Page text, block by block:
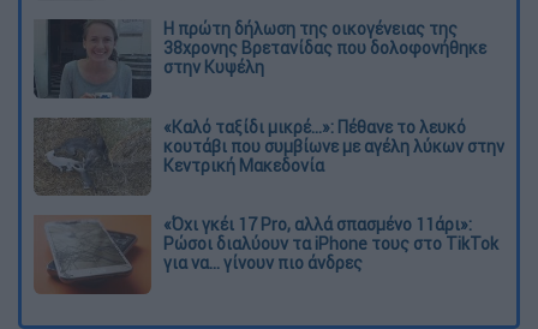
Η πρώτη δήλωση της οικογένειας της
38χρονης Βρετανίδας που δολοφονήθηκε
στην Κυψέλη
«Καλό ταξίδι μικρέ...»: Πέθανε το λευκό
κουτάβι που συμβίωνε με αγέλη λύκων στην
Κεντρική Μακεδονία
«Όχι γκέι 17 Pro, αλλά σπασμένο 11άρι»:
Ρώσοι διαλύουν τα iPhone τους στο TikTok
για να... γίνουν πιο άνδρες